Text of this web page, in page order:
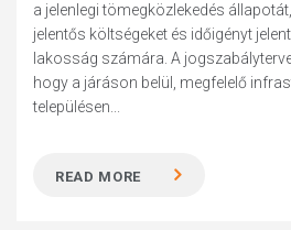
a jelenlegi tömegközlekedés
jelentős költségeket és időigényt
lakosság számára. A
hogy a járáson belül, megfelelő
településen...
READ MORE